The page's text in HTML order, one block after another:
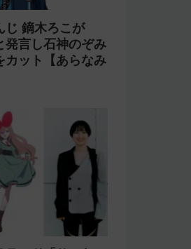
じ 鏑木ろこが
発言し石神のぞみ
ット【あらなみ